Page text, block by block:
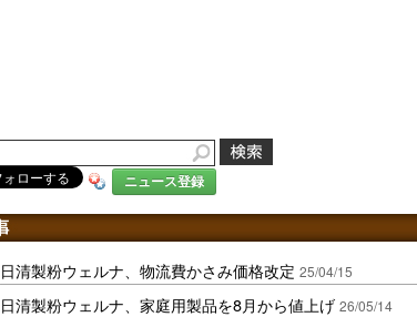
ニュース登録
日清製粉ウェルナ、物流費かさみ価格改定 25/04/15
日清製粉ウェルナ、家庭用製品を8月から値上げ 26/05/14